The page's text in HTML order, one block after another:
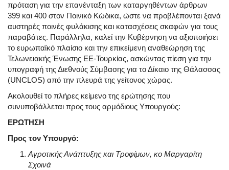
πρόταση για την επανένταξη των καταργηθέντων άρθρων
399 και 400 στον Ποινικό Κώδικα, ώστε να προβλέπονται ξανά
αυστηρές ποινές φυλάκισης και κατασχέσεις σκαφών για τους
παραβάτες. Παράλληλα, καλεί την Κυβέρνηση να αξιοποιήσει
το ευρωπαϊκό πλαίσιο και την επικείμενη αναθεώρηση της
Τελωνειακής Ένωσης ΕΕ-Τουρκίας, ασκώντας πίεση για την
υπογραφή της Διεθνούς Σύμβασης για το Δίκαιο της Θάλασσας
(UNCLOS) από την πλευρά της γείτονος χώρας.
Ακολουθεί το πλήρες κείμενο της ερώτησης που
συνυποβάλλεται προς τους αρμόδιους Υπουργούς:
ΕΡΩΤΗΣΗ
Προς τον Υπουργό:
Αγροτικής Ανάπτυξης και Τροφίμων, κο Μαργαρίτη
Σχοινά